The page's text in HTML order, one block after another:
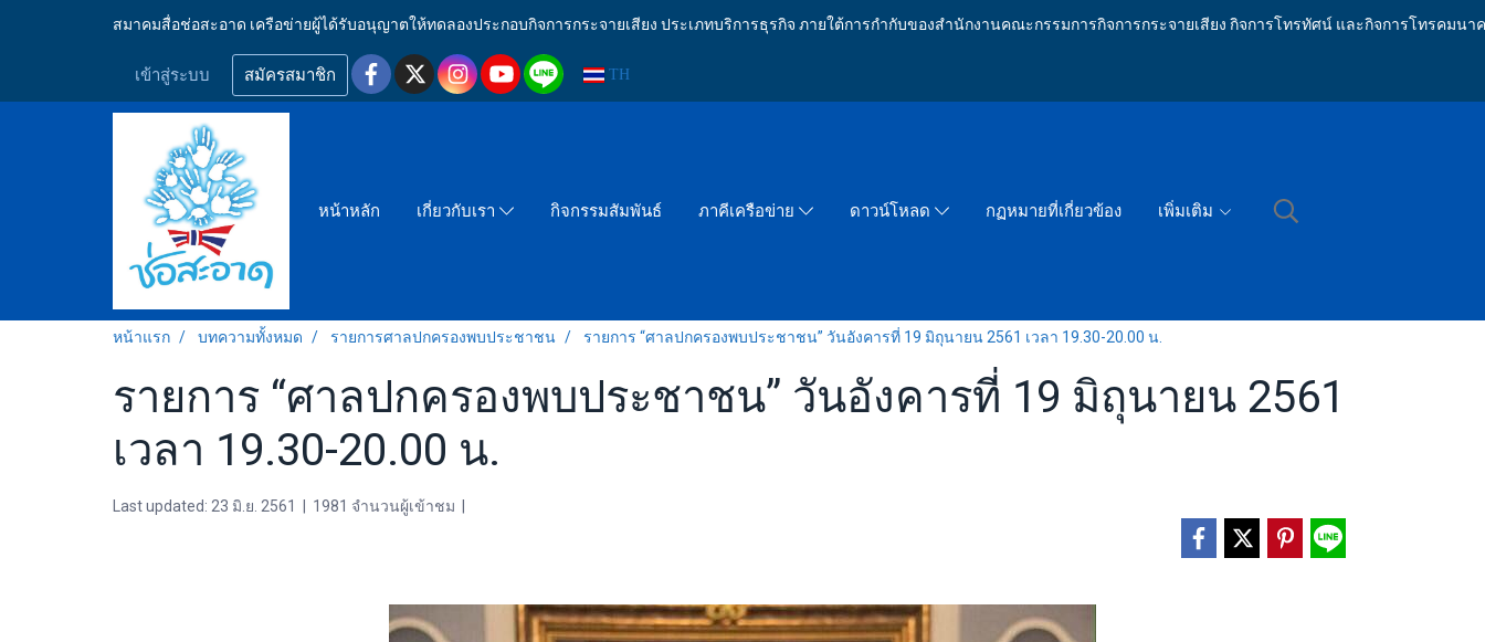
สมาคมสื่อช่อสะอาด เครือข่ายผู้ได้รับอนุญาตให้ทดลองประกอบกิจการกระจายเสียง ประเภทบริการธุรกิจ ภายใต้การกำกับของสำนักงานคณะกรรมการกิจการกระจายเสียง กิจการโทรทัศน์ และกิจการโทรคมนา
เข้าสู่ระบบ สมัครสมาชิก TH
หน้าหลัก เกี่ยวกับเรา กิจกรรมสัมพันธ์ ภาคีเครือข่าย ดาวน์โหลด กฏหมายที่เกี่ยวข้อง เพิ่มเติม
หน้าแรก บทความทั้งหมด รายการศาลปกครองพบประชาชน รายการ “ศาลปกครองพบประชาชน” วันอังคารที่ 19 มิถุนายน 2561 เวลา 19.30-20.00 น.
รายการ “ศาลปกครองพบประชาชน” วันอังคารที่ 19 มิถุนายน 2561
เวลา 19.30-20.00 น.
Last updated: 23 มิ.ย. 2561 1981 จำนวนผู้เข้าชม